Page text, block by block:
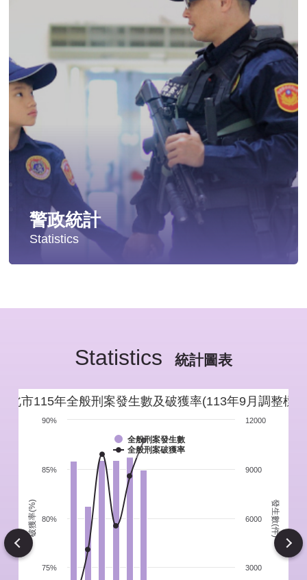
影音專區
交通安全
警政統計
Statistics
新北市重要警政統計指標
警政性別統計
警政統計通報
警政統計懶人包
Statistics 統計圖表
破獲率(%) 發生數(件)
北市115年全般刑案發生數及破獲率(113年9月調整標
全般刑案發生數
全般刑案破獲率
75%
80%
85%
90%
3000
6000
9000
12000